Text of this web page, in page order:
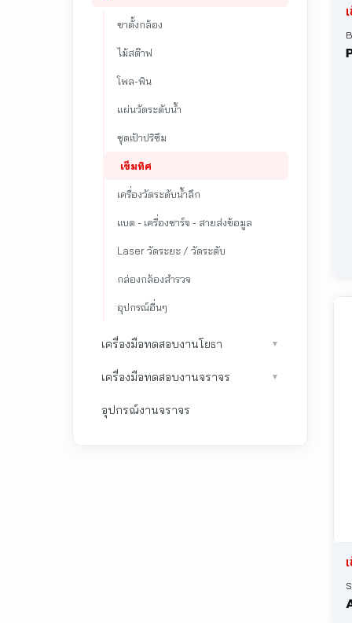
ขาตั้งกล้อง
ไม้สต๊าฟ
โพล-พิน
แผ่นวัดระดับน้ำ
ชุดเป้าปริซึม
เข็มทิศ
เครื่องวัดระดับน้ำลึก
แบต - เครื่องชาร์จ - สายส่งข้อมูล
Laser วัดระยะ / วัดระดับ
กล่องกล้องสำรวจ
อุปกรณ์อื่นๆ
เครื่องมือทดสอบงานโยธา ▼
เครื่องมือทดสอบงานจราจร ▼
อุปกรณ์งานจราจร